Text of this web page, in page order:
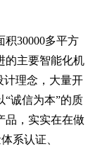
积30000多平方
的主要智能化机
计理念，大量开
“诚信为本”的质
品，实实在在做
系认证、